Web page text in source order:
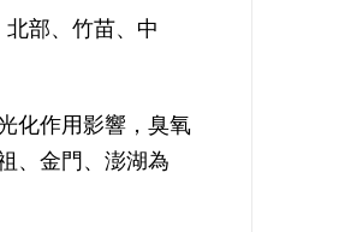
部、竹苗、中
化作用影響，臭氧
、金門、澎湖為